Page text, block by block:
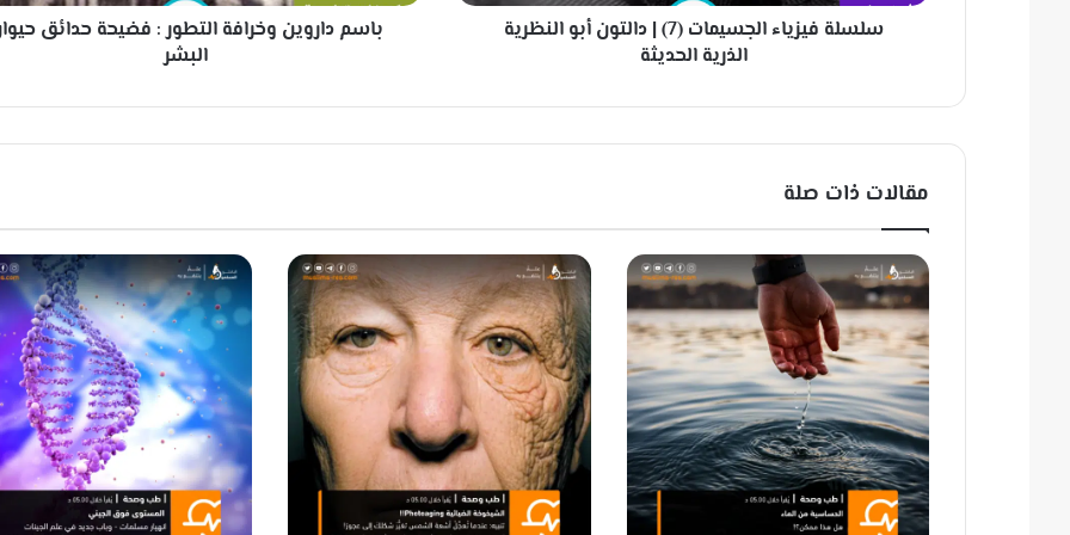
ل
م
ا
ت
(
7
)
|
د
ا
ل
ت
و
ن
أ
سلسلة فيزياء الجسيمات (7) | دالتون أبو النظرية
الذرية الحديثة
ر
ل
ت
ط
و
ر
:
ف
ي
ح
ة
ح
د
باسم داروين وخرافة التطور : فضيحة حدائق
البشر
مقالات ذات صلة